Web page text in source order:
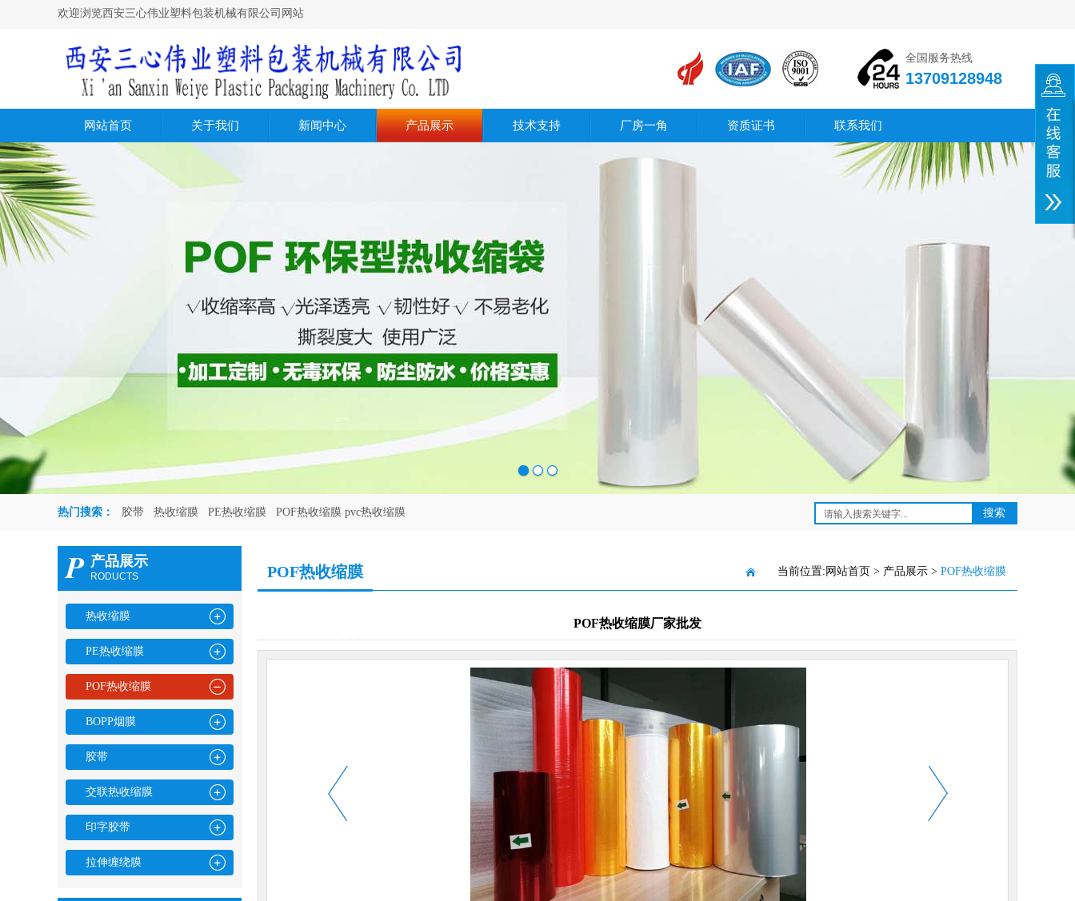
欢迎浏览西安三心伟业塑料包装机械有限公司网站
全国服务热线
13709128948
网站首页 关于我们 新闻中心 产品展示 技术支持 厂房一角 资质证书 联系我们
热门搜索： 胶带 热收缩膜 PE热收缩膜 POF热收缩膜 pvc热收缩膜
P 产品展示
RODUCTS
热收缩膜
PE热收缩膜
POF热收缩膜
BOPP烟膜
胶带
交联热收缩膜
印字胶带
拉伸缠绕膜
POF热收缩膜 当前位置: 网站首页 > 产品展示 > POF热收缩膜
POF热收缩膜厂家批发